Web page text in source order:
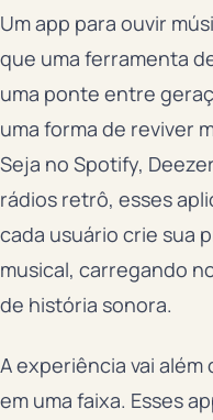
Um app para ouvir
que uma ferramenta
uma ponte entre
uma forma de reviver
Seja no Spotify,
rádios retrô, esses
cada usuário crie sua
musical, carregando
de história sonora.
A experiência vai além
em uma faixa. Esses